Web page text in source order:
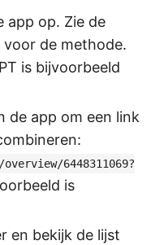
app op. Zie de
de methode.
is bijvoorbeeld
de app om een ​​link
6448311069?
is
en bekijk de lijst